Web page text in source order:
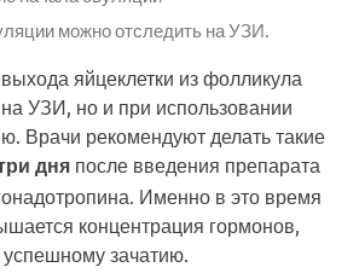
можно отследить на УЗИ.
яйцеклетки из фолликула
УЗИ, но и при использовании
Врачи рекомендуют делать такие
дня после введения препарата
Именно в это время
концентрация гормонов,
зачатию.